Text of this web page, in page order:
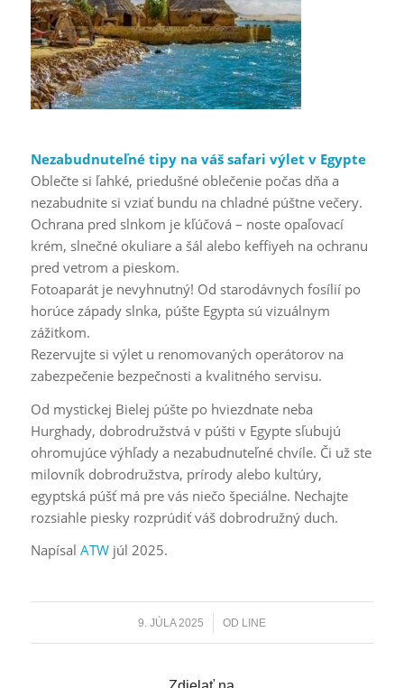
Nezabudnuteľné tipy na váš safari výlet v Egypte
Oblečte si ľahké, priedušné oblečenie počas dňa a
nezabudnite si vziať bundu na chladné púštne večery.
Ochrana pred slnkom je kľúčová – noste opaľovací
krém, slnečné okuliare a šál alebo keffiyeh na ochranu
pred vetrom a pieskom.
Fotoaparát je nevyhnutný! Od starodávnych fosílií po
horúce západy slnka, púšte Egypta sú vizuálnym
zážitkom.
Rezervujte si výlet u renomovaných operátorov na
zabezpečenie bezpečnosti a kvalitného servisu.
Od mystickej Bielej púšte po hviezdnate neba
Hurghady, dobrodružstvá v púšti v Egypte sľubujú
ohromujúce výhľady a nezabudnuteľné chvíle. Či už ste
milovník dobrodružstva, prírody alebo kultúry,
egyptská púšť má pre vás niečo špeciálne. Nechajte
rozsiahle piesky rozprúdiť váš dobrodružný duch.
Napísal ATWjúl 2025.
9. JÚLA 2025
/ OD LINE